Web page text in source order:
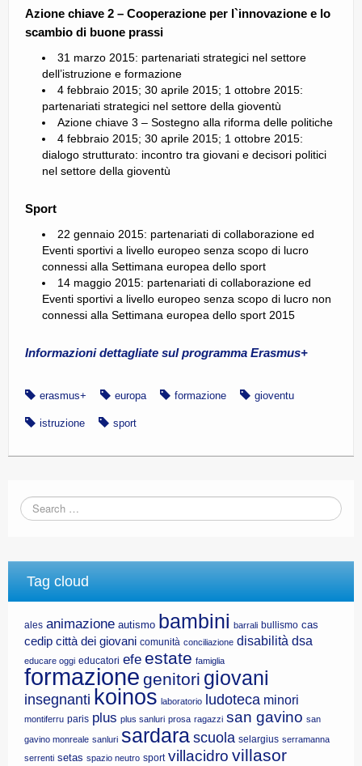
Azione chiave 2 – Cooperazione per l`innovazione e lo
scambio di buone prassi
31 marzo 2015: partenariati strategici nel settore
dell’istruzione e formazione
4 febbraio 2015; 30 aprile 2015; 1 ottobre 2015:
partenariati strategici nel settore della gioventù
Azione chiave 3 – Sostegno alla riforma delle politiche
4 febbraio 2015; 30 aprile 2015; 1 ottobre 2015:
dialogo strutturato: incontro tra giovani e decisori politici
nel settore della gioventù
Sport
22 gennaio 2015: partenariati di collaborazione ed
Eventi sportivi a livello europeo senza scopo di lucro
connessi alla Settimana europea dello sport
14 maggio 2015: partenariati di collaborazione ed
Eventi sportivi a livello europeo senza scopo di lucro non
connessi alla Settimana europea dello sport 2015
Informazioni dettagliate sul programma Erasmus+
erasmus+ europa formazione gioventu
istruzione sport
Tag cloud
ales animazione autismo bambini barrali bullismo cas
cedip città dei giovani comunità conciliazione disabilità dsa
educare oggi educatori efe estate famiglia
formazione genitori giovani
insegnanti koinos laboratorio ludoteca minori
montiferru paris plus plus sanluri prosa ragazzi san gavino san
gavino monreale sanluri sardara scuola selargius serramanna
serrenti setas spazio neutro sport villacidro villasor